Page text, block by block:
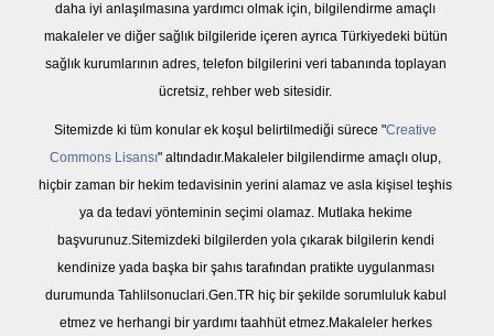
daha iyi anlaşılmasına yardımcı olmak için, bilgilendirme amaçlı
makaleler ve diğer sağlık bilgileride içeren ayrıca Türkiyedeki bütün
sağlık kurumlarının adres, telefon bilgilerini veri tabanında toplayan
ücretsiz, rehber web sitesidir.
Sitemizde ki tüm konular ek koşul belirtilmediği sürece "Creative
Commons Lisansı" altındadır.Makaleler bilgilendirme amaçlı olup,
hiçbir zaman bir hekim tedavisinin yerini alamaz ve asla kişisel teşhis
ya da tedavi yönteminin seçimi olamaz. Mutlaka hekime
başvurunuz.Sitemizdeki bilgilerden yola çıkarak bilgilerin kendi
kendinize yada başka bir şahıs tarafından pratikte uygulanması
durumunda Tahlilsonuclari.Gen.TR hiç bir şekilde sorumluluk kabul
etmez ve herhangi bir yardımı taahhüt etmez.Makaleler herkes